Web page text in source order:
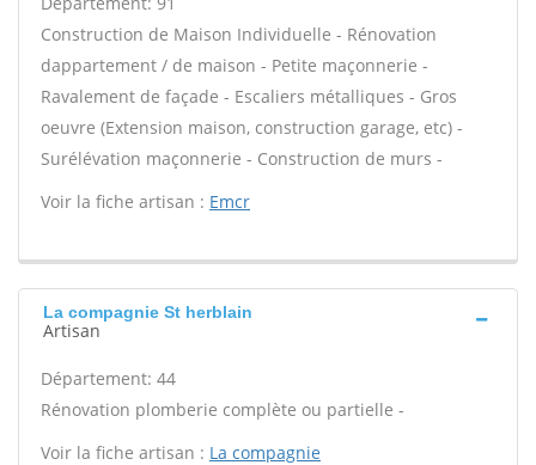
Construction de Maison Individuelle - Rénovation
dappartement / de maison - Petite maçonnerie -
Ravalement de façade - Escaliers métalliques - Gros
oeuvre (Extension maison, construction garage, etc) -
Surélévation maçonnerie - Construction de murs -
Voir la fiche artisan : Emcr
La compagnie St herblain
Artisan
Département: 44
Rénovation plomberie complète ou partielle -
Voir la fiche artisan : La compagnie